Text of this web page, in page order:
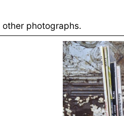
other photographs.